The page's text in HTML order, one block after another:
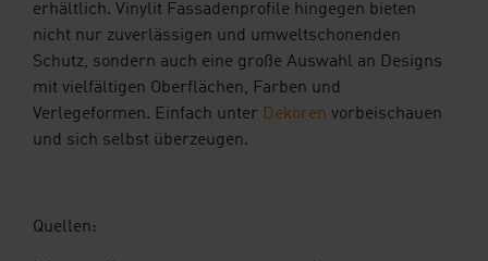
erhältlich. Vinylit Fassadenprofile hingegen bieten
nicht nur zuverlässigen und umweltschonenden
Schutz, sondern auch eine große Auswahl an Designs
mit vielfältigen Oberflächen, Farben und
Verlegeformen. Einfach unter Dekoren vorbeischauen
und sich selbst überzeugen.
Quellen: